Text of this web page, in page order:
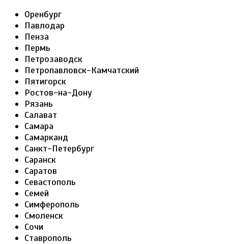
Оренбург
Павлодар
Пенза
Пермь
Петрозаводск
Петропавловск-Камчатский
Пятигорск
Ростов-на-Дону
Рязань
Салават
Самара
Самарканд
Санкт-Петербург
Саранск
Саратов
Севастополь
Семей
Симферополь
Смоленск
Сочи
Ставрополь